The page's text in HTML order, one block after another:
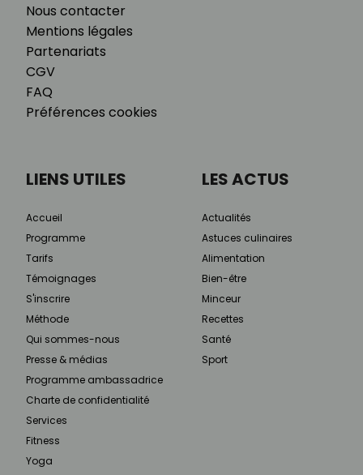
Nous contacter
Mentions légales
Partenariats
CGV
FAQ
Préférences cookies
LIENS UTILES
Accueil
Programme
Tarifs
Témoignages
S'inscrire
Méthode
Qui sommes-nous
Presse & médias
Programme ambassadrice
Charte de confidentialité
Services
Fitness
Yoga
LES ACTUS
Actualités
Astuces culinaires
Alimentation
Bien-être
Minceur
Recettes
Santé
Sport